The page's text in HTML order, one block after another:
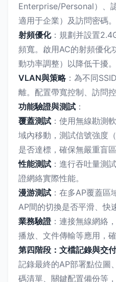
Enterprise/Personal）、
適用于企業）及訪問密碼。
射頻優化：規劃并設置
頻寬。啟用AC的射頻優化
動功率調整）以降低干擾。
VLAN與策略：為不同
離。配置帶寬控制、訪問
功能驗證與測試 ：
覆蓋測試 ：使用無線勘測
域內移動，測試信號強度
是否達標，確保無嚴重盲區
性能測試 ：進行吞吐量測
證網絡實際性能。
漫游測試 ：在多AP覆蓋區
AP間的切換是否平滑、快
業務驗證：連接無線網絡
播放、文件傳輸等應用，確
第四階段：文檔記錄與交付
記錄最終的AP部署點位圖
碼清單、關鍵配置備份等